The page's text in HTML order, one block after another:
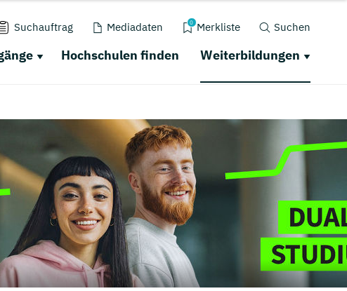
Suchauftrag Mediadaten 0 Merkliste Suchen
Hochschulen finden Weiterbildungen